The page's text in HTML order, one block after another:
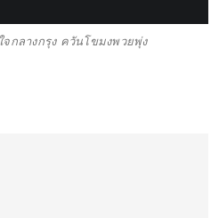
กลางกรุง ควันโขมงพวยพุ่ง